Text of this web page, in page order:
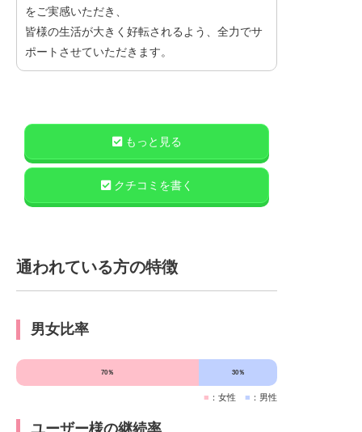
をご実感いただき、
皆様の生活が大きく好転されるよう、全力でサ
ポートさせていただきます。
もっと見る
クチコミを書く
通われている方の特徴
男女比率
70％ 30％
■ ：女性 ■ ：男性
ユーザー様の継続率